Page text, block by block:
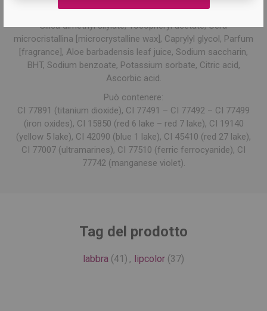
Polybutene, Octyldodecanol, Isododecane, Synthetic wax,
Silica dimethyl silylate, Tocopheryl acetate, Cera
microcristallina [microcrystalline wax], Caprylyl glycol, Parfum
[fragrance], Aloe barbadensis leaf juice, Sodium saccharin,
BHT, Sodium benzoate, Potassium sorbate, Citric acid,
Ascorbic acid.
Può contenere:
CI 77891 (titanium dioxide), CI 77491 – CI 77492 – CI 77499
(iron oxides), CI 15850 (red 6 lake – red 7 lake), CI 19140
(yellow 5 lake), CI 42090 (blue 1 lake), CI 45410 (red 27 lake),
CI 77007 (ultramarines), CI 77510 (ferric ferrocyanide), CI
77742 (manganese violet).
Tag del prodotto
labbra (41) , lipcolor (37)